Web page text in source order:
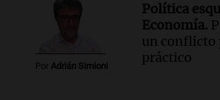
Por Adrián Simioni
Política
Economía.
un conflicto
práctico